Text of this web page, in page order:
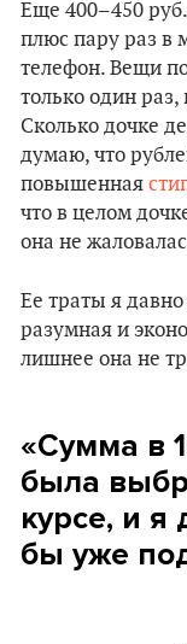
Еще 400–450
плюс пару раз в
телефон. Вещи
только один
Сколько дочке
думаю, что
повышенная
что в целом
она не
Ее траты я
разумная и
лишнее она не
«Сумма в
была
курсе, и я
бы уже